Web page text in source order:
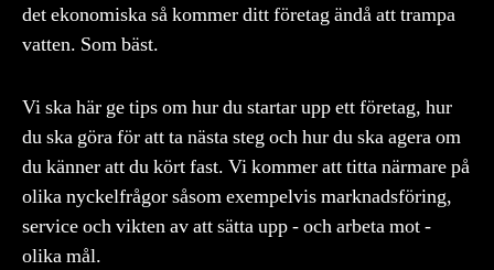
det ekonomiska så kommer ditt företag ändå att trampa
vatten. Som bäst.
Vi ska här ge tips om hur du startar upp ett företag, hur
du ska göra för att ta nästa steg och hur du ska agera om
du känner att du kört fast. Vi kommer att titta närmare på
olika nyckelfrågor såsom exempelvis marknadsföring,
service och vikten av att sätta upp - och arbeta mot -
olika mål.